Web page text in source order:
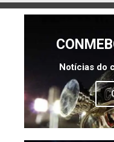
Notícias do